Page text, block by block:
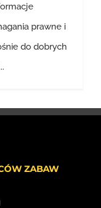
prawne i
do dobrych
ZABAW